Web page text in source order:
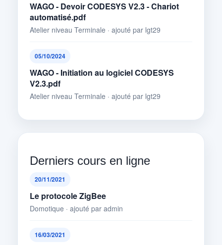
WAGO - Devoir CODESYS V2.3 - Chariot
automatisé.pdf
Atelier niveau Terminale · ajouté par lgt29
05/10/2024
WAGO - Initiation au logiciel CODESYS
V2.3.pdf
Atelier niveau Terminale · ajouté par lgt29
Derniers cours en ligne
20/11/2021
Le protocole ZigBee
Domotique · ajouté par admin
16/03/2021